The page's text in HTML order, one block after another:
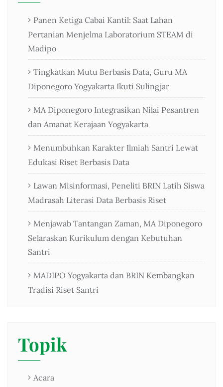
Panen Ketiga Cabai Kantil: Saat Lahan
Pertanian Menjelma Laboratorium STEAM di
Madipo
Tingkatkan Mutu Berbasis Data, Guru MA
Diponegoro Yogyakarta Ikuti Sulingjar
MA Diponegoro Integrasikan Nilai Pesantren
dan Amanat Kerajaan Yogyakarta
Menumbuhkan Karakter Ilmiah Santri Lewat
Edukasi Riset Berbasis Data
Lawan Misinformasi, Peneliti BRIN Latih Siswa
Madrasah Literasi Data Berbasis Riset
Menjawab Tantangan Zaman, MA Diponegoro
Selaraskan Kurikulum dengan Kebutuhan
Santri
MADIPO Yogyakarta dan BRIN Kembangkan
Tradisi Riset Santri
Topik
Acara